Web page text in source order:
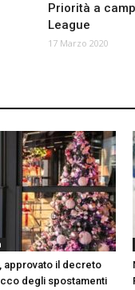
Priorità a
League
17 Marzo 2020
approvato il decreto
degli spostamenti